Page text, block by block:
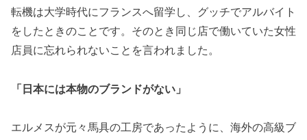
転機は大学時代にフランスへ留学し、グッチでアルバイト
をしたときのことです。そのとき同じ店で働いていた女性
店員に忘れられないことを言われました。
「日本には本物のブランドがない」
エルメスが元々馬具の工房であったように、海外の高級ブ